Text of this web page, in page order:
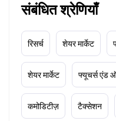
संबंधित श्रेणियाँ
रिसर्च शेयर मार्केट
शेयर मार्केट फ्यूचर्स एंड
कमोडिटीज़ टैक्सेशन